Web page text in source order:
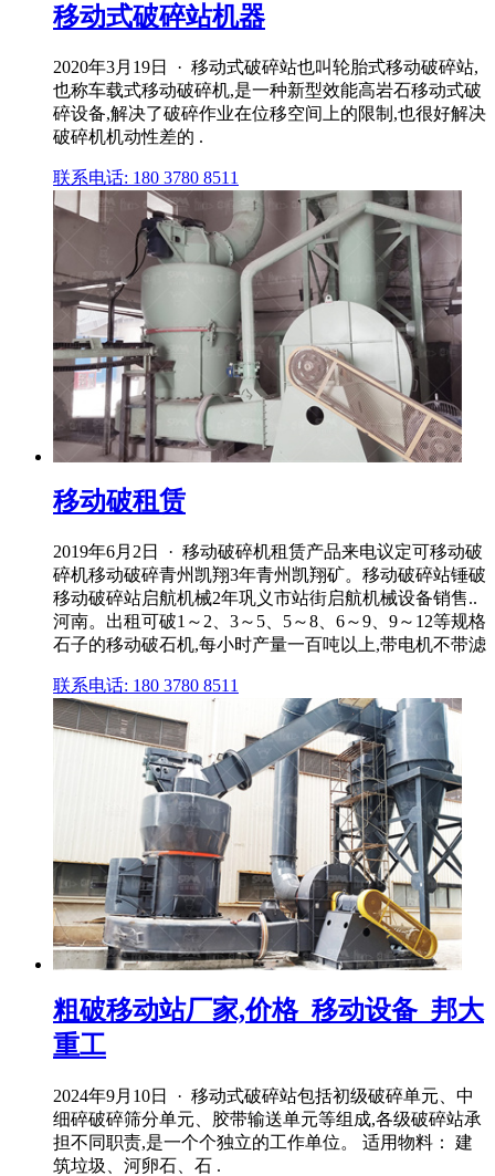
移动式破碎站机器
2020年3月19日 · 移动式破碎站也叫轮胎式移动破碎站,
也称车载式移动破碎机,是一种新型效能高岩石移动式破
碎设备,解决了破碎作业在位移空间上的限制,也很好解决
破碎机机动性差的 .
联系电话: 180 3780 8511
移动破租赁
2019年6月2日 · 移动破碎机租赁产品来电议定可移动破
碎机移动破碎青州凯翔3年青州凯翔矿。移动破碎站锤破
移动破碎站启航机械2年巩义市站街启航机械设备销售..
河南。出租可破1～2、3～5、5～8、6～9、9～12等规格
石子的移动破石机,每小时产量一百吨以上,带电机不带滤
联系电话: 180 3780 8511
粗破移动站厂家,价格_移动设备_邦大
重工
2024年9月10日 · 移动式破碎站包括初级破碎单元、中
细碎破碎筛分单元、胶带输送单元等组成,各级破碎站承
担不同职责,是一个个独立的工作单位。 适用物料： 建
筑垃圾、河卵石、石 .